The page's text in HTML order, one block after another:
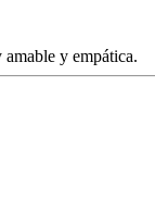
y empática.